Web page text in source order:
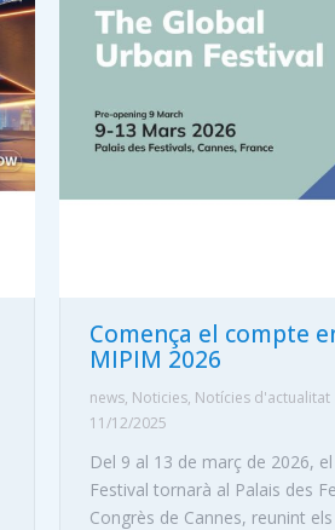
Comença el compte
MIPIM 2026
news, Noticies, Notícies d'actualitat
11/12/2025
Del 9 al 13 de març de 2026,
Festival tornarà al Palais des
Congrès de Cannes, reunint